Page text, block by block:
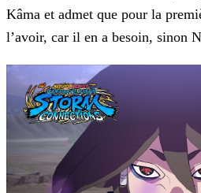
Kâma et admet que pour la
l’avoir, car il en a besoin, sinon